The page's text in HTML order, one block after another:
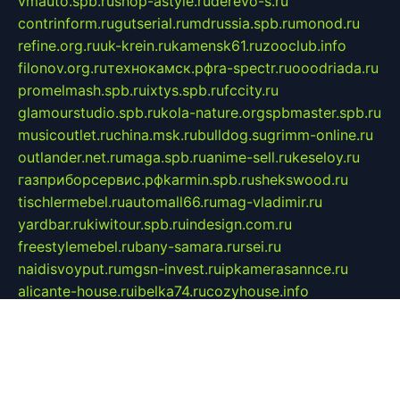
contrinform.rugutserial.rumdrussia.spb.rumonod.ru
refine.org.ruuk-krein.rukamensk61.ruzooclub.info
filonov.org.ruтехнокамск.рфra-spectr.ruooodriada.ru
promelmash.spb.ruixtys.spb.rufccity.ru
glamourstudio.spb.rukola-nature.orgspbmaster.spb.ru
musicoutlet.ruchina.msk.rubulldog.sugrimm-online.ru
outlander.net.rumaga.spb.ruanime-sell.rukeseloy.ru
газприборсервис.рфkarmin.spb.rushekswood.ru
tischlermebel.ruautomall66.rumag-vladimir.ru
yardbar.rukiwitour.spb.ruindesign.com.ru
freestylemebel.rubany-samara.rursei.ru
naidisvoyput.rumgsn-invest.ruipkamerasannce.ru
alicante-house.ruibelka74.rucozyhouse.info